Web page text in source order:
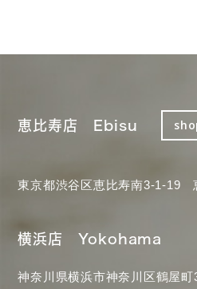
恵比寿店 Ebisu
東京都渋谷区恵比寿南3-1-19
横浜店 Yokohama
神奈川県横浜市神奈川区鶴屋